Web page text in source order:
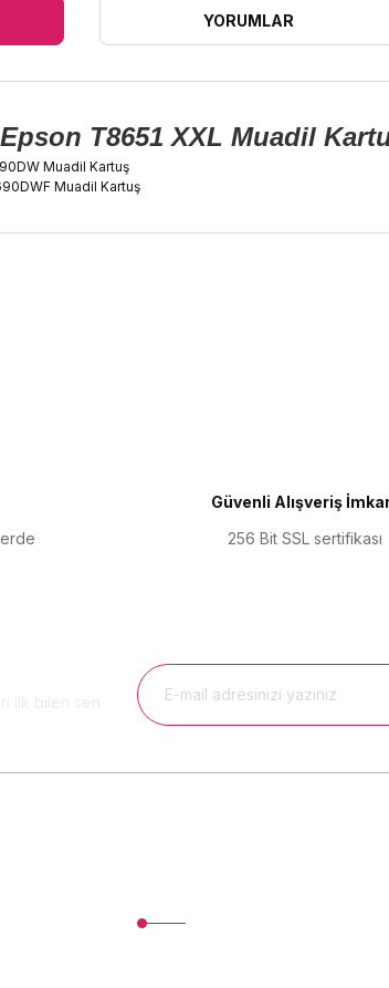
YORUMLAR
T8651 XXL Muadil
Muadil Kartuş
Muadil Kartuş
olmalı.
Güvenli Alışveriş
256 Bit SSL sertifikası